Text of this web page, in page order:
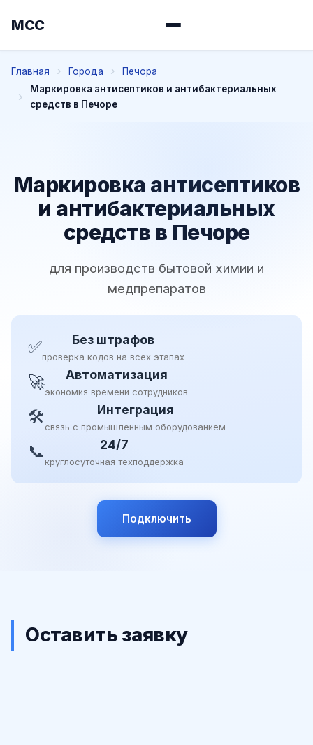
МСС
Главная Города
Печора
Маркировка антисептиков и антибактериальных
средств в Печоре
Маркировка антисептиков
и антибактериальных
средств в Печоре
для производств бытовой химии и
медпрепаратов
✅ Без штрафов
проверка кодов на всех этапах
🚀 Автоматизация
экономия времени сотрудников
🛠 Интеграция
связь с промышленным оборудованием
📞 24/7
круглосуточная техподдержка
Подключить
Оставить заявку